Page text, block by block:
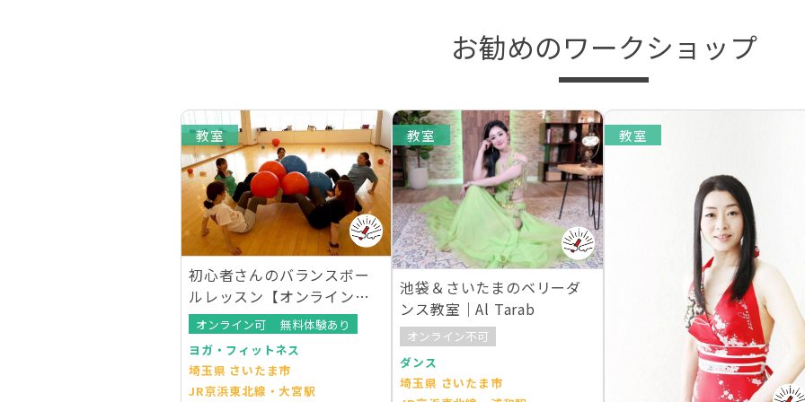
お勧めのワークショップ
教室
初心者さんのバランスボー
ルレッスン【オンラインレ
ッスンあり】
オンライン可
無料体験あり
ヨガ・フィットネス
埼玉県 さいたま市
JR京浜東北線・大宮駅
教室
池袋＆さいたまのベリーダ
ンス教室｜Al Tarab
オンライン不可
ダンス
埼玉県 さいたま市
教室